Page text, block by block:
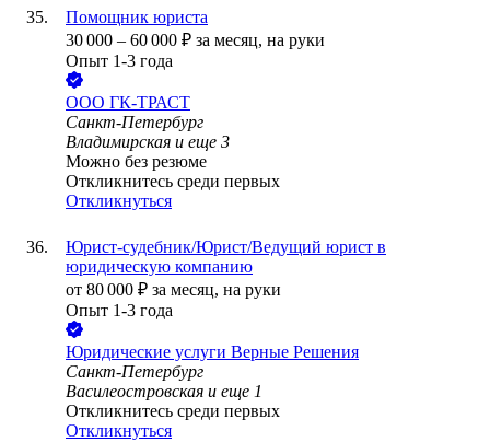
Помощник юриста
30 000 – 60 000 ₽ за месяц, на руки
Опыт 1-3 года
ООО ГК-ТРАСТ
Санкт-Петербург
Владимирская и еще 3
Можно без резюме
Откликнитесь среди первых
Откликнуться
Юрист-судебник/Юрист/Ведущий юрист в
юридическую компанию
от 80 000 ₽ за месяц, на руки
Опыт 1-3 года
Юридические услуги Верные Решения
Санкт-Петербург
Василеостровская и еще 1
Откликнитесь среди первых
Откликнуться